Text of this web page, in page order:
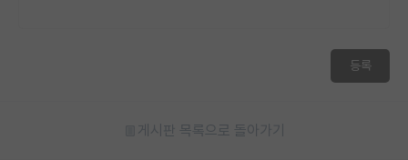
등록
게시판 목록으로 돌아가기